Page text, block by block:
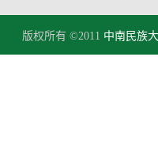
版权所有 ©2011 中南民族